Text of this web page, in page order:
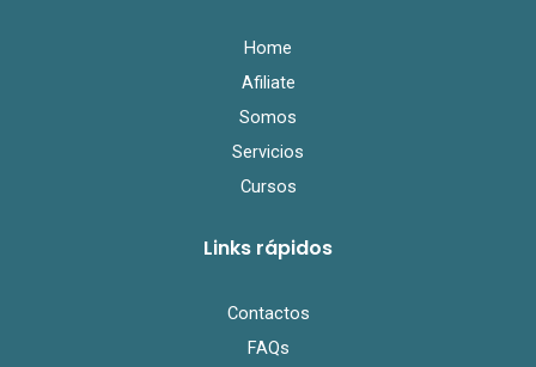
Home
Afiliate
Somos
Servicios
Cursos
Links rápidos
Contactos
FAQs